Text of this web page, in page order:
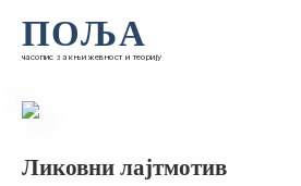
ПОЉА
часопис за књижевност и теорију
Ликовни лајтмотив